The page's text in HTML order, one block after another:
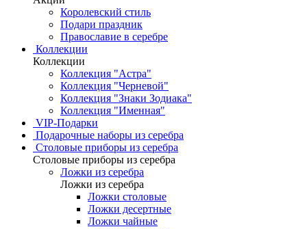
Королевский стиль
Подари праздник
Православие в серебре
Коллекции
Коллекции
Коллекция "Астра"
Коллекция "Черневой"
Коллекция "Знаки Зодиака"
Коллекция "Именная"
VIP-Подарки
Подарочные наборы из серебра
Столовые приборы из серебра
Столовые приборы из серебра
Ложки из серебра
Ложки из серебра
Ложки столовые
Ложки десертные
Ложки чайные